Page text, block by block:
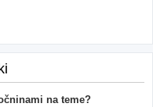
na teme?